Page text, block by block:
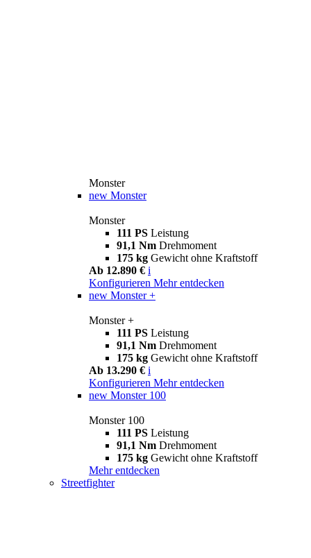
Monster
new Monster
Monster
111 PS Leistung
91,1 Nm Drehmoment
175 kg Gewicht ohne Kraftstoff
Ab 12.890 € i
Konfigurieren Mehr entdecken
new Monster +
Monster +
111 PS Leistung
91,1 Nm Drehmoment
175 kg Gewicht ohne Kraftstoff
Ab 13.290 € i
Konfigurieren Mehr entdecken
new Monster 100
Monster 100
111 PS Leistung
91,1 Nm Drehmoment
175 kg Gewicht ohne Kraftstoff
Mehr entdecken
Streetfighter